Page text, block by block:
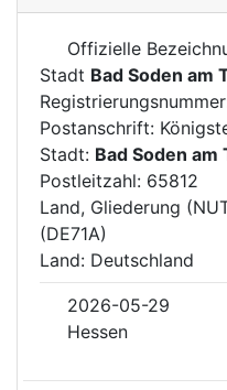
Offizielle
Stadt Bad Soden am
Postanschrift:
Stadt: Bad Soden am
Postleitzahl: 65812
Land, Gliederung
(DE71A)
Land: Deutschland
2026-05-29
Hessen